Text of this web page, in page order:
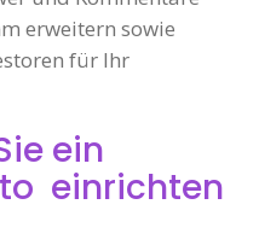
erweitern sowie
für Ihr
ein
einrichten